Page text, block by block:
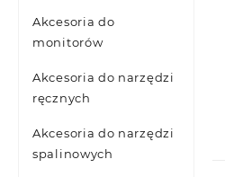
Akcesoria do
monitorów
Akcesoria do narzędzi
ręcznych
Akcesoria do narzędzi
spalinowych